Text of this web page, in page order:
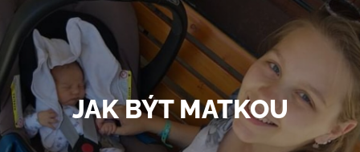
content
JAK BÝT MATKOU